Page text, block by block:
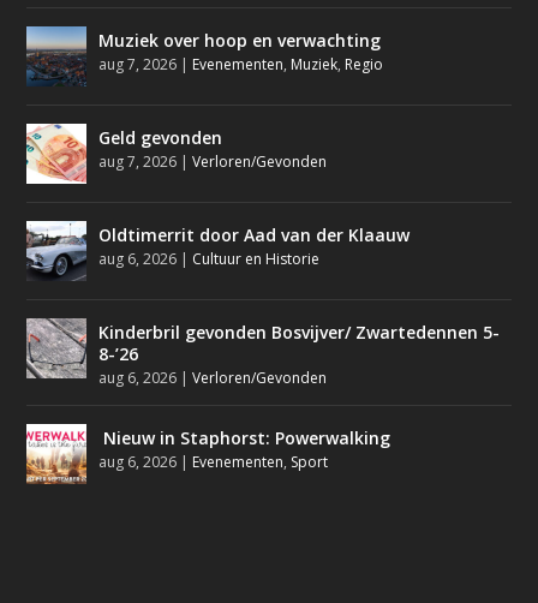
Muziek over hoop en verwachting
aug 7, 2026 | Evenementen, Muziek, Regio
Geld gevonden
aug 7, 2026 |Verloren/Gevonden
Oldtimerrit door Aad van der Klaauw
aug 6, 2026 | Cultuur en Historie
Kinderbril gevonden Bosvijver/ Zwartedennen 5-
8-’26
aug 6, 2026 |Verloren/Gevonden
Nieuw in Staphorst: Powerwalking
aug 6, 2026 | Evenementen, Sport